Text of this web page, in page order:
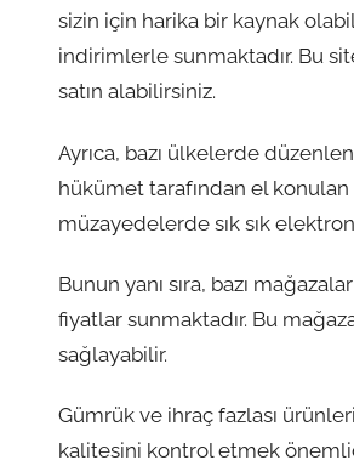
sizin için harika bir kaynak
indirimlerle sunmaktadır. Bu
satın alabilirsiniz.
Ayrıca, bazı ülkelerde
hükümet tarafından el
müzayedelerde sık sık
Bunun yanı sıra, bazı
fiyatlar sunmaktadır. Bu
sağlayabilir.
Gümrük ve ihraç fazlası
kalitesini kontrol etmek